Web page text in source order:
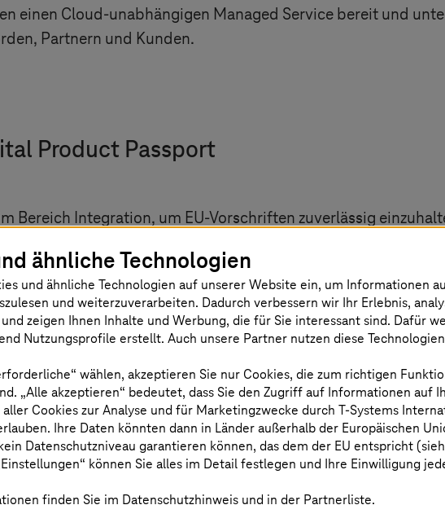
einen Cloud-unabhängigen Managed Service bereit und
Partnern und Kunden.
Product Passport
Bereich Integration, um EU-Vorschriften zuverlässig
Integriert und
Zusammenführung
und Altsystemen
Semantische
Unterstützung eines
ähnliche Technologien
und ähnliche Technologien auf unserer Website ein, um Informationen
und weiterzuverarbeiten. Dadurch verbessern wir Ihr Erlebnis,
zeigen Ihnen Inhalte und Werbung, die für Sie interessant sind. Dafür
Nutzungsprofile erstellt. Auch unsere Partner nutzen diese
wählen, akzeptieren Sie nur Cookies, die zum richtigen
„Alle akzeptieren“ bedeutet, dass Sie den Zugriff auf Informationen auf
Cookies zur Analyse und für Marketingzwecke durchT-Systems
Ihre Daten könnten dann in Länder außerhalb der Europäischen
Datenschutzniveau garantieren können, das dem der EU entspricht
können Sie alles im Detail festlegen und Ihre Einwilligung
finden Sie im Datenschutzhinweis und in der Partnerliste.